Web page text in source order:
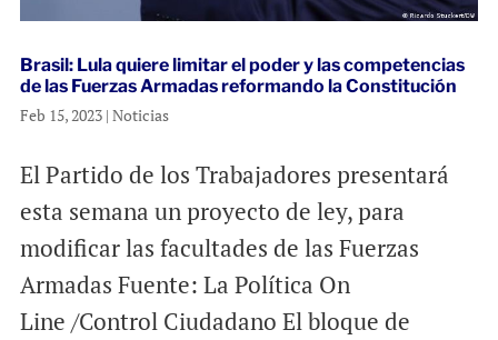
Brasil: Lula quiere limitar el poder y las competencias
de las Fuerzas Armadas reformando la Constitución
Feb 15, 2023| Noticias
El Partido de los Trabajadores presentará
esta semana un proyecto de ley, para
modificar las facultades de las Fuerzas
Armadas Fuente: La Política On
Line /Control Ciudadano El bloque de